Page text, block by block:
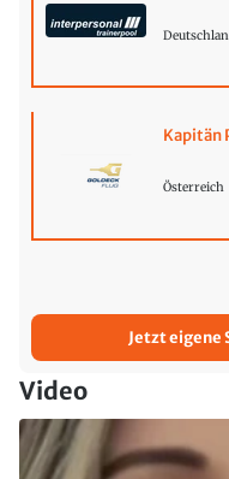
Kapitän
Österreich
Jetzt eigene
Video